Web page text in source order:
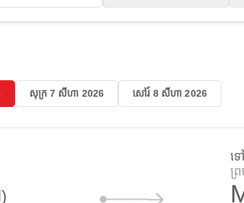
សុក្រ 7 សីហា 2026 សៅរ៍ 8 សីហា 2026
ទៅ
ព្